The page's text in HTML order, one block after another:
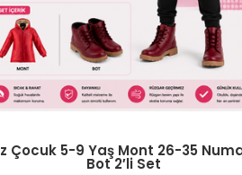
Erkek Çocuk 5-9 Yaş Mont 26-35
Numara Bot Atkı Bere Eldiven 3'lü